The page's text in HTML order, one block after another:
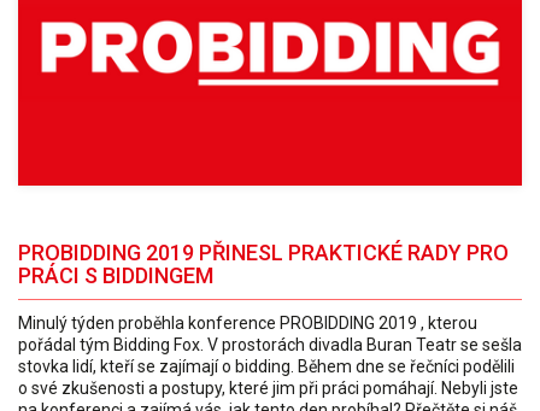
PROBIDDING 2019 PŘINESL PRAKTICKÉ RADY PRO
PRÁCI S BIDDINGEM
Minulý týden proběhla konference PROBIDDING 2019 , kterou
pořádal tým Bidding Fox. V prostorách divadla Buran Teatr se sešla
stovka lidí, kteří se zajímají o bidding. Během dne se řečníci podělili
o své zkušenosti a postupy, které jim při práci pomáhají. Nebyli jste